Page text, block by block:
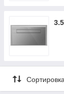
Сортировка